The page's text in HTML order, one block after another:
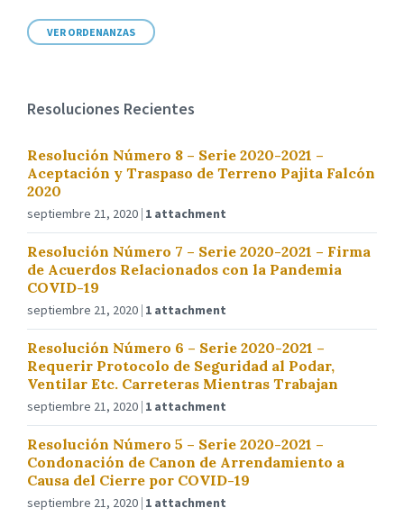
VER ORDENANZAS
Resoluciones Recientes
Resolución Número 8 – Serie 2020-2021 –
Aceptación y Traspaso de Terreno Pajita Falcón
2020
septiembre 21, 2020 1 attachment
Resolución Número 7 – Serie 2020-2021 – Firma
de Acuerdos Relacionados con la Pandemia
COVID-19
septiembre 21, 2020 1 attachment
Resolución Número 6 – Serie 2020-2021 –
Requerir Protocolo de Seguridad al Podar,
Ventilar Etc. Carreteras Mientras Trabajan
septiembre 21, 2020 1 attachment
Resolución Número 5 – Serie 2020-2021 –
Condonación de Canon de Arrendamiento a
Causa del Cierre por COVID-19
septiembre 21, 2020 1 attachment